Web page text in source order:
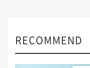
RECOMMEND